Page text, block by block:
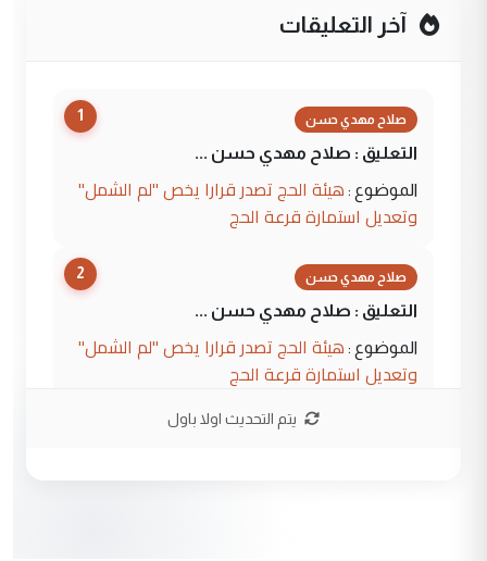
آخر التعليقات
1 صلاح مهدي حسن
التعليق : صلاح مهدي حسن ...
الموضوع : هيئة الحج تصدر قرارا يخص "لم الشمل"
وتعديل استمارة قرعة الحج
2 صلاح مهدي حسن
التعليق : صلاح مهدي حسن ...
الموضوع : هيئة الحج تصدر قرارا يخص "لم الشمل"
وتعديل استمارة قرعة الحج
يتم التحديث اولا باول